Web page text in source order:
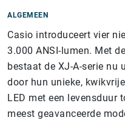
ALGEMEEN
Casio introduceert vier
3.000 ANSI-lumen. Met
bestaat de XJ-A-serie nu
door hun unieke,
LED met een levensduur
meest geavanceerde